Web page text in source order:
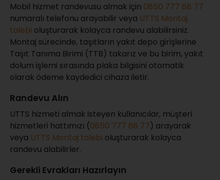
Mobil hizmet randevusu almak için 0850 777 88 77
numaralı telefonu arayabilir veya UTTS Montaj
talebi oluşturarak kolayca randevu alabilirsiniz.
Montaj sürecinde, taşıtların yakıt depo girişlerine
Taşıt Tanıma Birimi (TTB) takarız ve bu birim, yakıt
dolum işlemi sırasında plaka bilgisini otomatik
olarak ödeme kaydedici cihaza iletir.
Randevu Alın
UTTS hizmeti almak isteyen kullanıcılar, müşteri
hizmetleri hattımızı (0850 777 88 77) arayarak
veya UTTS Montaj talebi oluşturarak kolayca
randevu alabilirler.
Gerekli Evrakları Hazırlayın